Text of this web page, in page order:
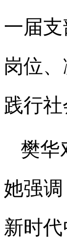
一届
岗位
践行
樊华
她强
新时